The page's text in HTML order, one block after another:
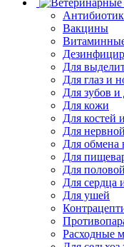
Вакцины
Для
Для глаз и
Для зубов и
Для кожи
Для костей
Для
Для обмена
Для
Для
Для сердца
Для ушей
Расходные